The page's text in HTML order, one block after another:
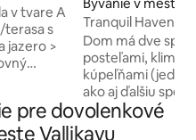
v tvare A
jazero >
bielizňou
>
Tranquil Haven –
(2bhk)
Dom má dve
posteľami,
kúpeľňami (jedna
ako aj ďalšiu
spálni je k
dve osoby.
pre dovolenkové
Vallikavu